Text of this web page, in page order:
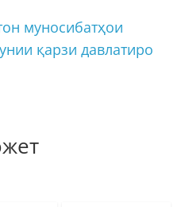
муносибатҳои
қарзи давлатиро